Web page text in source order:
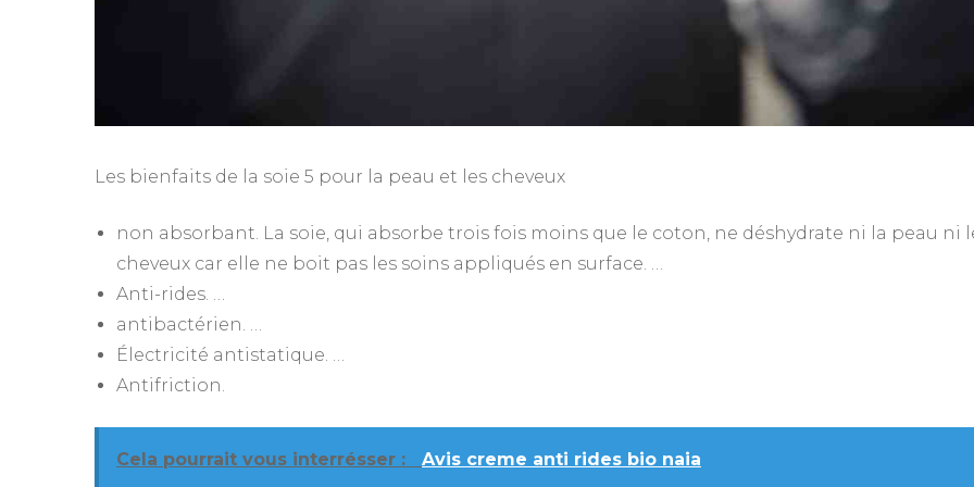
Les bienfaits de la soie 5 pour la peau et les cheveux
non absorbant. La soie, qui absorbe trois fois moins que le coton, ne déshydrate ni la peau ni
cheveux car elle ne boit pas les soins appliqués en surface. …
Anti-rides. …
antibactérien. …
Électricité antistatique. …
Antifriction.
Cela pourrait vous interrésser : Avis creme anti rides bio naia